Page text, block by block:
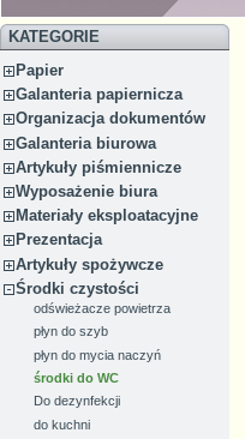
KATEGORIE
Papier
Galanteria papiernicza
Organizacja dokumentów
Galanteria biurowa
Artykuły piśmiennicze
Wyposażenie biura
Materiały eksploatacyjne
Prezentacja
Artykuły spożywcze
Środki czystości
odświeżacze powietrza
płyn do szyb
płyn do mycia naczyń
środki do WC
Do dezynfekcji
do kuchni